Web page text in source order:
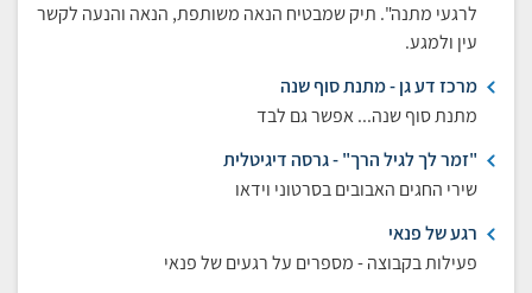
לרגעי מתנה". תיק שמבטיח הנאה משותפת, הנאה והנעה לקשר
עין ולמגע.
מרכז דע גן - מתנת סוף שנה
מתנת סוף שנה... אפשר גם לבד
"זמר לך לגיל הרך" - גרסה דיגיטלית
שירי החגים האבובים בסרטוני וידאו
רגע של פנאי
פעילות בקבוצה - מספרים על רגעים של פנאי